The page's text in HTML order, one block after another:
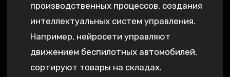
производственных процессов, создания
интеллектуальных систем управления.
Например, нейросети управляют
движением беспилотных автомобилей,
сортируют товары на складах.